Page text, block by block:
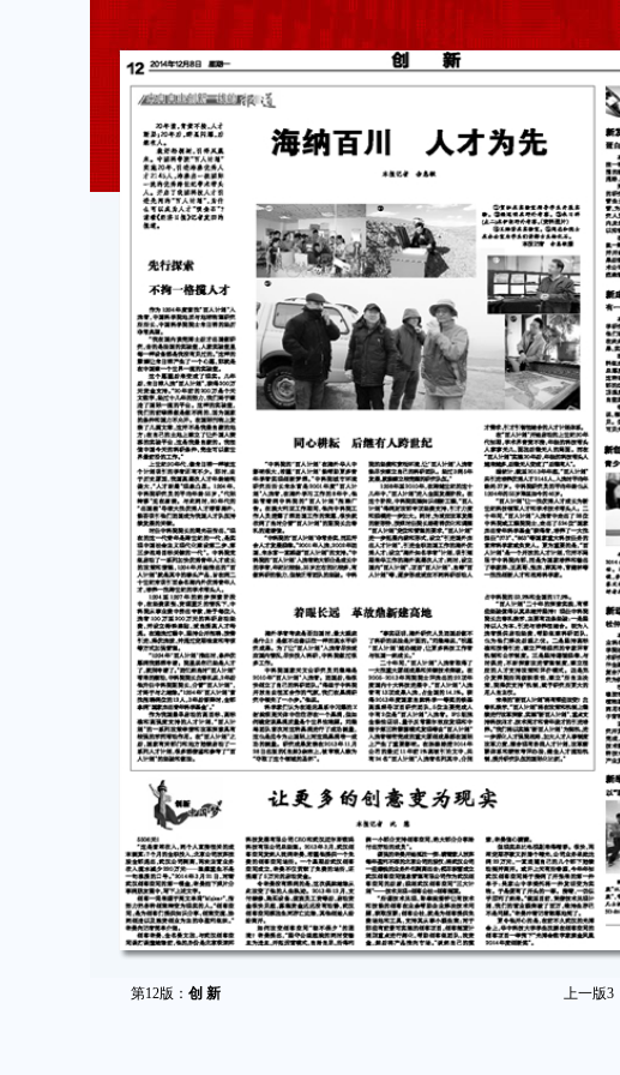
第12版： 创 新 上一版3